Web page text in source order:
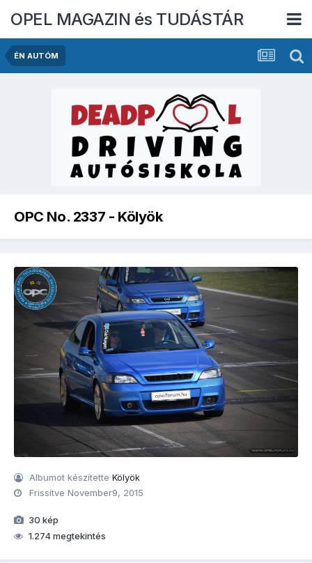
OPEL MAGAZIN és TUDÁSTÁR
ÉN AUTÓM
OPC No. 2337 - Kölyök
Albumot készítetteKölyök
FrissítveNovember9, 2015
30 kép
1.274 megtekintés